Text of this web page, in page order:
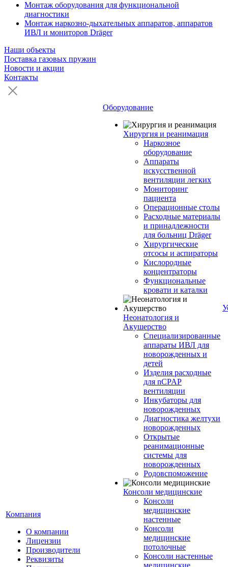
Монтаж оборудования для функциональной
диагностики
Монтаж наркозно-дыхательных аппаратов, аппаратов
ИВЛ и мониторов Dräger
Наши объекты
Поставка газовых пружин
Новости и акции
Контакты
Компания
О компании
Лицензии
Производители
Реквизиты
Оборудование
Хирургия и реанимация
Наркозное
оборудование
Аппараты
искусственной
вентиляции легких
Мониторинг
пациента
Операционные столы
Расходные материалы
и принадлежности
для больниц Dräger
Хирургические
отсосы и аспираторы
Кислородные
концентраторы
Функциональные
кровати и каталки
Неонатология и
Акушерство
Специализированные
аппараты ИВЛ для
новорожденных и
детей
Изделия расходные
для nCPAP
вентиляции
Инкубаторы для
новорожденных
Диагностика желтухи
новорожденных
Открытые
реанимационные
системы для
новорожденных
Родовспоможение
Консоли медицинские
Консоли
медицинские
настенные
Консоли
медицинские
потолочные
Консоли настенные
медицинские